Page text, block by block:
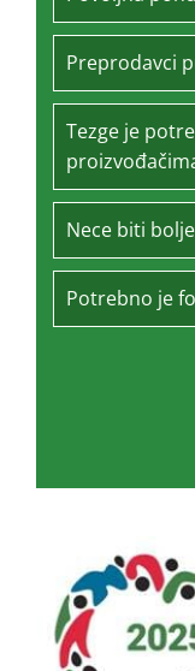
Preprodavci
Tezge je
Nece biti
Potrebno je